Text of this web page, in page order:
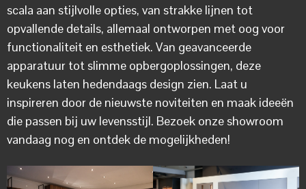
scala aan stijlvolle opties, van strakke lijnen tot
opvallende details, allemaal ontworpen met oog voor
functionaliteit en esthetiek. Van geavanceerde
apparatuur tot slimme opbergoplossingen, deze
keukens laten hedendaags design zien. Laat u
inspireren door de nieuwste noviteiten en maak ideeën
die passen bij uw levensstijl. Bezoek onze showroom
vandaag nog en ontdek de mogelijkheden!